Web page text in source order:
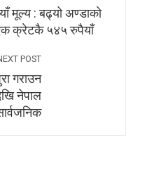
मूल्य : बढ्यो अण्डाको
क्रेटकै ५४५ रुपैयाँ
POST
गराउन
नेपाल